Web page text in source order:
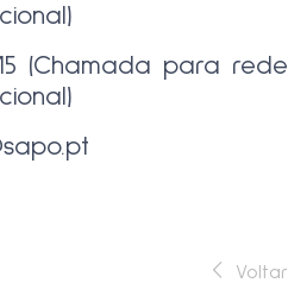
(Chamada para rede
Voltar